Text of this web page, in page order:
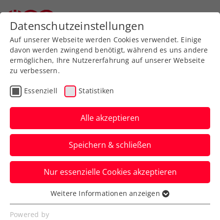
Zurück zur Newsübersicht
ATP
ATP Gstaad: Starker
Miedler kämpft um
Jubiläumserfolg
Das ÖTV-Ass nimmt mit Francisco Cabral
seinen 50. internationalen
Herrendoppeltitel ins Visier.
Verfasst von: Manuel Wachta, 19.07.2025
Datenschutzeinstellungen
Auf unserer Webseite werden Cookies verwendet. Einige
davon werden zwingend benötigt, während es uns andere
ermöglichen, Ihre Nutzererfahrung auf unserer Webseite
zu verbessern.
Essenziell Statistiken
Alle akzeptieren
Speichern & schließen
Nur essenzielle Cookies akzeptieren
Essenziell
Essenzielle Cookies werden für grundlegende
Weitere Informationen anzeigen
Powered by